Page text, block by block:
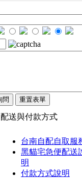
配送與付款方式
台南自配自取服
黑貓宅急便配送
明
付款方式說明